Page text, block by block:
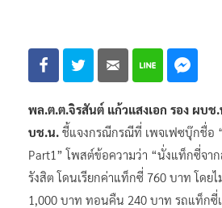
พล.ต.ต.จิรสันต์ แก้วแสงเอก รอง ผบช
บช.น. ชี้แจงกรณีกรณีที่ เพจเฟซบุ๊กชื่อ
Part1” โพสต์ข้อความว่า “นั่งแท็กซี่จา
รังสิต โดนเรียกค่าแท็กซี่ 760 บาท โดย
1,000 บาท ทอนคืน 240 บาท รถแท็กซี่